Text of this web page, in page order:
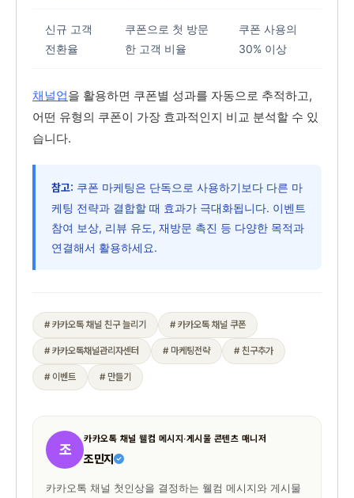
신규 고객
전환율
쿠폰으로 첫 방문
한 고객 비율
쿠폰 사용의
30% 이상
채널업을 활용하면 쿠폰별 성과를 자동으로 추적하고,
어떤 유형의 쿠폰이 가장 효과적인지 비교 분석할 수 있
습니다.
참고: 쿠폰 마케팅은 단독으로 사용하기보다 다른 마
케팅 전략과 결합할 때 효과가 극대화됩니다. 이벤트
참여 보상, 리뷰 유도, 재방문 촉진 등 다양한 목적과
연결해서 활용하세요.
# 카카오톡 채널 친구 늘리기 # 카카오톡 채널 쿠폰
# 카카오톡채널관리자센터 # 마케팅전략 # 친구추가
# 이벤트 # 만들기
조
카카오톡 채널 웰컴 메시지·게시물 콘텐츠 매니저
조민지
카카오톡 채널 첫인상을 결정하는 웰컴 메시지와 게시물